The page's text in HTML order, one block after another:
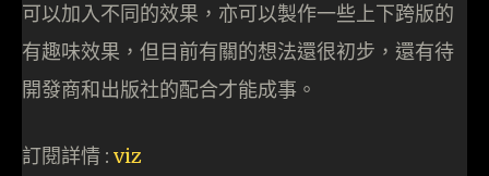
可以加入不同的效果，亦可以製作一些上下跨版的
有趣味效果，但目前有關的想法還很初步，還有待
開發商和出版社的配合才能成事。
訂閱詳情 : viz